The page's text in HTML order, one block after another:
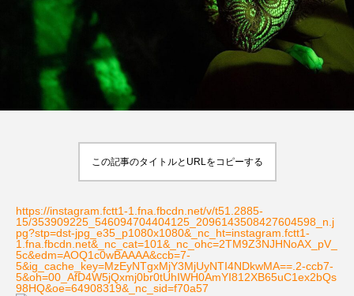
この記事のタイトルとURLをコピーする
https://instagram.fctt1-1.fna.fbcdn.net/v/t51.2885-
15/353909225_546094704404125_2096143508427604598_n.j
pg?stp=dst-jpg_e35_p1080x1080&_nc_ht=instagram.fctt1-
1.fna.fbcdn.net&_nc_cat=101&_nc_ohc=2TM9Z3NJHNoAX_pV_
5c&edm=AOQ1c0wBAAAA&ccb=7-
5&ig_cache_key=MzEyNTgxMjY3MjUyNTI4NDkwMA==.2-ccb7-
5&oh=00_AfD4W5jQxmj0br0tUhIWH0AmYI812XB65uC1ex2bQs
98HQ&oe=64908319&_nc_sid=f70a57